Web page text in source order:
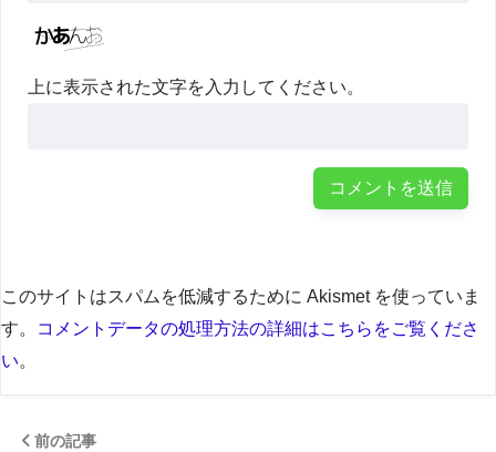
上に表示された文字を入力してください。
このサイトはスパムを低減するために Akismet を使っていま
す。
コメントデータの処理方法の詳細はこちらをご覧くださ
い。
前の記事